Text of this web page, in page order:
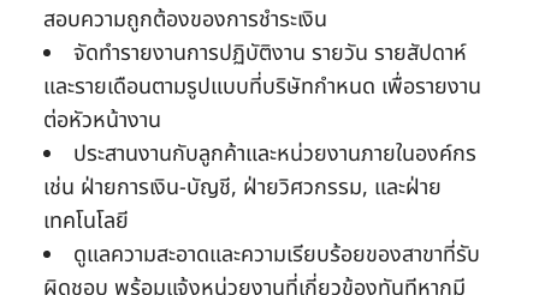
สอบความถูกต้องของการชำระเงิน
จัดทำรายงานการปฏิบัติงาน รายวัน รายสัปดาห์
และรายเดือนตามรูปแบบที่บริษัทกำหนด เพื่อรายงาน
ต่อหัวหน้างาน
ประสานงานกับลูกค้าและหน่วยงานภายในองค์กร
เช่น ฝ่ายการเงิน-บัญชี, ฝ่ายวิศวกรรม, และฝ่าย
เทคโนโลยี
ดูแลความสะอาดและความเรียบร้อยของสาขาที่รับ
ผิดชอบ พร้อมแจ้งหน่วยงานที่เกี่ยวข้องทันทีหากมี